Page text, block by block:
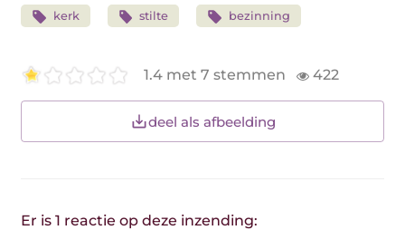
kerk stilte bezinning
1.4 met 7 stemmen 422
deel als afbeelding
Er is 1 reactie op deze inzending: